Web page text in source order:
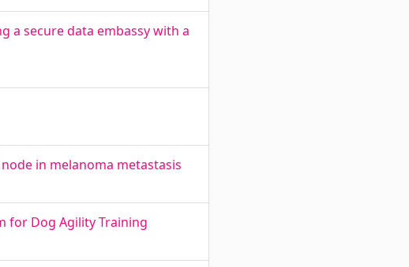
a secure data embassy with a
in melanoma metastasis
for Dog Agility Training